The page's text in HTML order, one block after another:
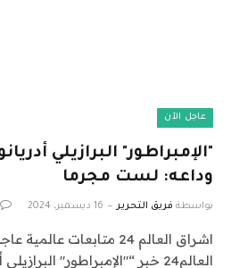
عاجل الآن
"الإمبراطور" البرازيلي
وداعه: لست مجرما
بواسطة فريق التحرير 16 ديسمبر، 2024
اشراق العالم 24 متابعات
العالم24 خبر “"الإمبراطور"